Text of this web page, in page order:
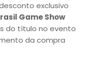
exclusivo
Game Show
do título no evento
da compra